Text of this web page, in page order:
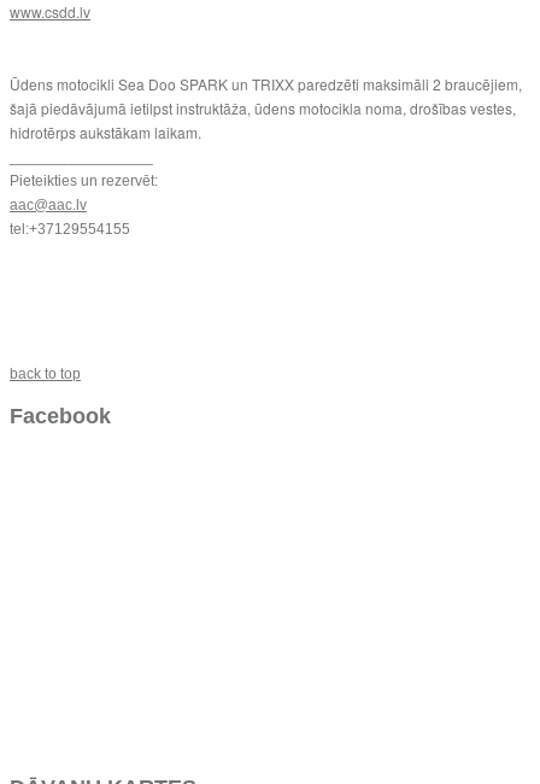
www.csdd.lv
Ūdens motocikli Sea Doo SPARK un TRIXX paredzēti maksimāli 2 braucējiem,
šajā piedāvājumā ietilpst instruktāža, ūdens motocikla noma, drošības vestes,
hidrotērps aukstākam laikam.
Pieteikties un rezervēt:
aac@aac.lv
tel:+37129554155
back to top
Facebook